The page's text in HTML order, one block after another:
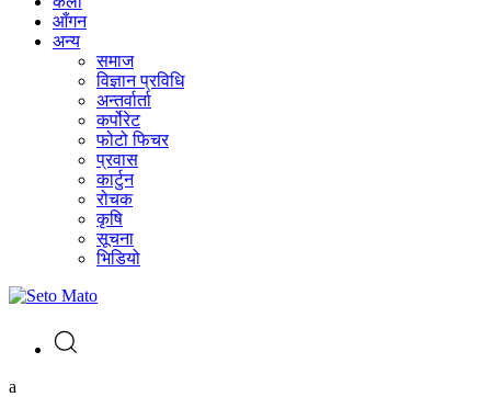
आँगन
अन्य
समाज
विज्ञान प्रविधि
अन्तर्वार्ता
कर्पोरेट
फोटो फिचर
प्रवास
कार्टुन
रोचक
कृषि
सूचना
भिडियो
a